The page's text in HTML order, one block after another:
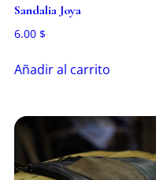
Sandalia Joya
6.00 $
Añadir al carrito